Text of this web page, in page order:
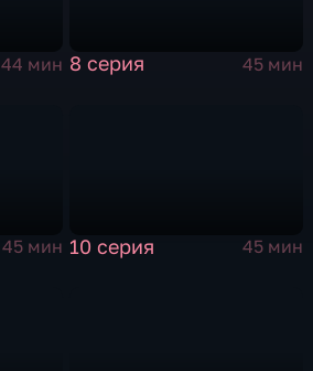
44 мин 8 серия 45 мин
45 мин 10 серия 45 мин